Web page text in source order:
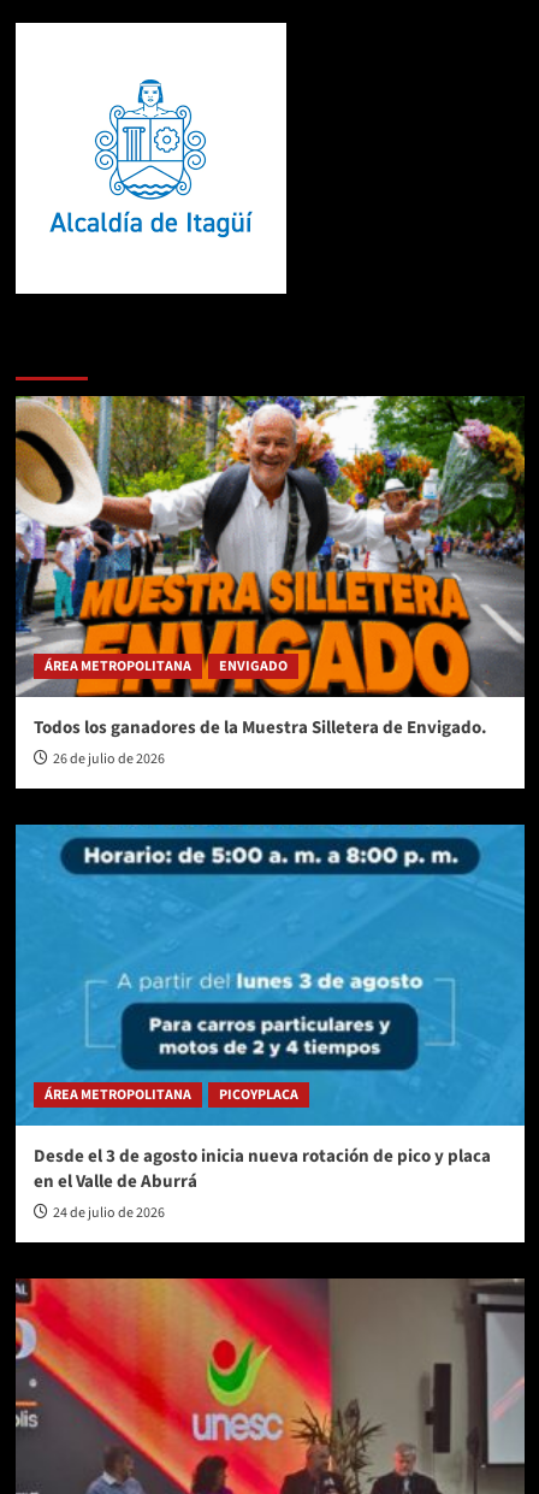
ÁREA METROPOLITANA ENVIGADO
Todos los ganadores de la Muestra Silletera de Envigado.
26 de julio de 2026
ÁREA METROPOLITANA PICOYPLACA
Desde el 3 de agosto inicia nueva rotación de pico y placa
en el Valle de Aburrá
24 de julio de 2026